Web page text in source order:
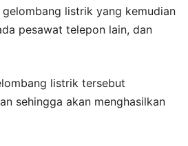
listrik yang kemudian
pesawat telepon lain, dan
listrik tersebut
sehingga akan menghasilkan